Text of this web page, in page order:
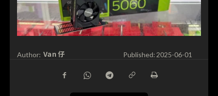
Author: Van 仔 Published: 2025-06-01